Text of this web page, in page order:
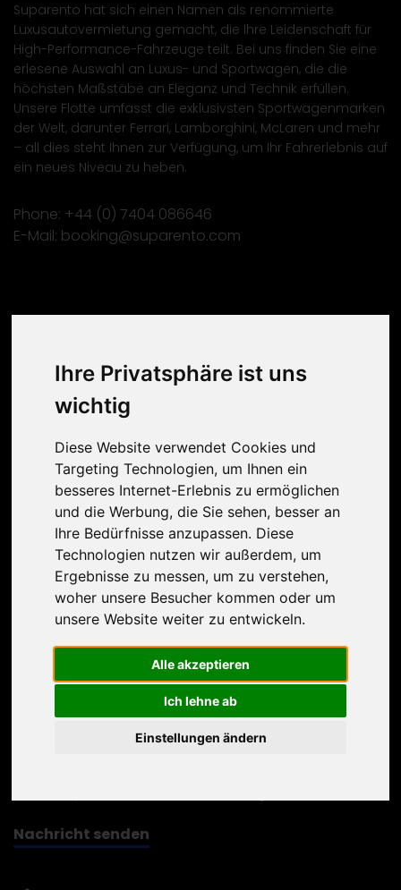
Ihre Privatsphäre ist uns
wichtig
Diese Website verwendet Cookies und
Targeting Technologien, um Ihnen ein
besseres Internet-Erlebnis zu ermöglichen
und die Werbung, die Sie sehen, besser an
Ihre Bedürfnisse anzupassen. Diese
Technologien nutzen wir außerdem, um
Ergebnisse zu messen, um zu verstehen,
woher unsere Besucher kommen oder um
unsere Website weiter zu entwickeln.
Alle akzeptieren
Ich lehne ab
Einstellungen ändern
Suparento hat sich einen Namen als renommierte
Luxusautovermietung gemacht, die Ihre Leidenschaft für
High-Performance-Fahrzeuge teilt. Bei uns finden Sie eine
erlesene Auswahl an Luxus- und Sportwagen, die die
höchsten Maßstäbe an Eleganz und Technik erfüllen.
Unsere Flotte umfasst die exklusivsten Sportwagenmarken
der Welt, darunter Ferrari, Lamborghini, McLaren und mehr
– all dies steht Ihnen zur Verfügung, um Ihr Fahrerlebnis auf
ein neues Niveau zu heben.
Phone: +44 (0) 7404 086646
E-Mail: booking@suparento.com
Haben Sie Fragen oder besondere Wünsche?
Lassen Sie es uns wissen und kontaktieren Sie